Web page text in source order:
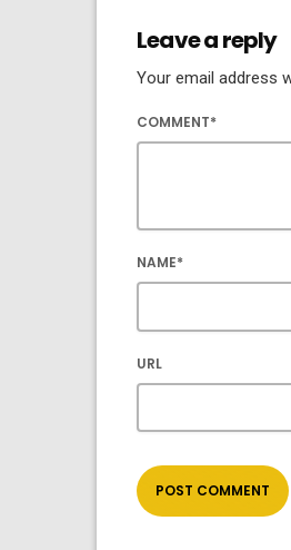
Leave a reply
Your email address
COMMENT*
NAME*
URL